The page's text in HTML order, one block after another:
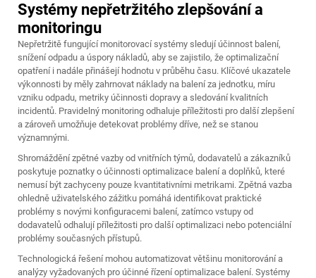
Systémy nepřetržitého zlepšování a
monitoringu
Nepřetržitě fungující monitorovací systémy sledují účinnost balení,
snížení odpadu a úspory nákladů, aby se zajistilo, že optimalizační
opatření i nadále přinášejí hodnotu v průběhu času. Klíčové ukazatele
výkonnosti by měly zahrnovat náklady na balení za jednotku, míru
vzniku odpadu, metriky účinnosti dopravy a sledování kvalitních
incidentů. Pravidelný monitoring odhaluje příležitosti pro další zlepšení
a zároveň umožňuje detekovat problémy dříve, než se stanou
významnými.
Shromáždění zpětné vazby od vnitřních týmů, dodavatelů a zákazníků
poskytuje poznatky o účinnosti optimalizace balení a doplňků, které
nemusí být zachyceny pouze kvantitativními metrikami. Zpětná vazba
ohledně uživatelského zážitku pomáhá identifikovat praktické
problémy s novými konfiguracemi balení, zatímco vstupy od
dodavatelů odhalují příležitosti pro další optimalizaci nebo potenciální
problémy současných přístupů.
Technologická řešení mohou automatizovat většinu monitorování a
analýzy vyžadovaných pro účinné řízení optimalizace balení. Systémy